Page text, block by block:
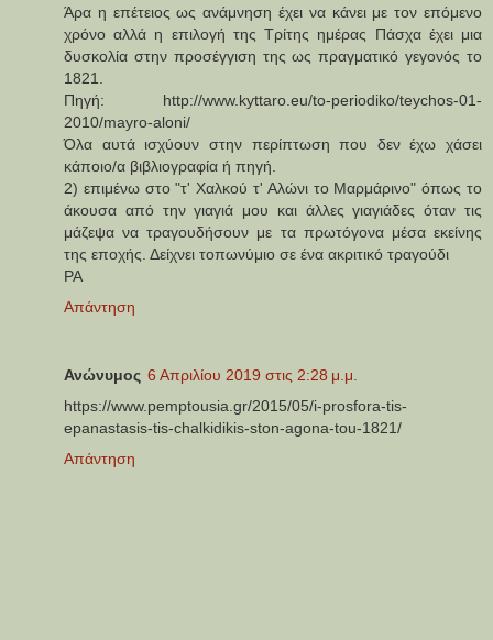
Άρα η επέτειος ως ανάμνηση έχει να κάνει με τον επόμενο
χρόνο αλλά η επιλογή της Τρίτης ημέρας Πάσχα έχει μια
δυσκολία στην προσέγγιση της ως πραγματικό γεγονός το
1821.
Πηγή: http://www.kyttaro.eu/to-periodiko/teychos-01-
2010/mayro-aloni/
Όλα αυτά ισχύουν στην περίπτωση που δεν έχω χάσει
κάποιο/α βιβλιογραφία ή πηγή.
2) επιμένω στο "τ' Χαλκού τ' Αλώνι το Μαρμάρινο" όπως το
άκουσα από την γιαγιά μου και άλλες γιαγιάδες όταν τις
μάζεψα να τραγουδήσουν με τα πρωτόγονα μέσα εκείνης
της εποχής. Δείχνει τοπωνύμιο σε ένα ακριτικό τραγούδι
ΡΑ
Απάντηση
Ανώνυμος 6 Απριλίου 2019 στις 2:28 μ.μ.
https://www.pemptousia.gr/2015/05/i-prosfora-tis-
epanastasis-tis-chalkidikis-ston-agona-tou-1821/
Απάντηση